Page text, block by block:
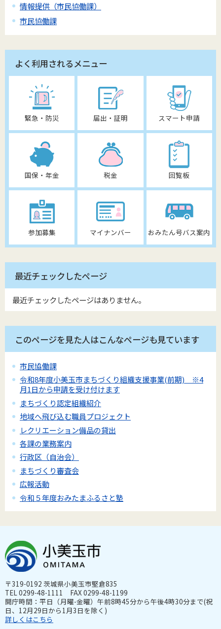
情報提供（市民協働課）
市民協働課
よく利用されるメニュー
緊急・防災 届出・証明 スマート申請
国保・年金 税金 回覧板
参加募集 マイナンバー おみたん号バス案内
最近チェックしたページ
最近チェックしたページはありません。
このページを見た人はこんなページも見ています
市民協働課
令和8年度小美玉市まちづくり組織支援事業(前期) ※4
月1日から申請を受け付けます
まちづくり認定組織紹介
地域へ飛び込む職員プロジェクト
レクリエーション備品の貸出
各課の業務案内
行政区（自治会）
まちづくり審査会
広報活動
令和５年度おみたまふるさと塾
〒319-0192 茨城県小美玉市堅倉835
TEL 0299-48-1111 FAX 0299-48-1199
開庁時間：平日（月曜-金曜）午前8時45分から午後4時30分まで(祝
日、12月29日から1月3日を除く)
詳しくはこちら